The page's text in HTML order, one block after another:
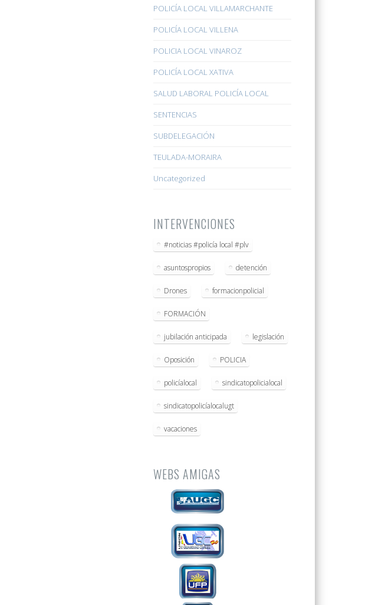
POLICÍA LOCAL VILLAMARCHANTE
POLICÍA LOCAL VILLENA
POLICIA LOCAL VINAROZ
POLICÍA LOCAL XATIVA
SALUD LABORAL POLICÍA LOCAL
SENTENCIAS
SUBDELEGACIÓN
TEULADA-MORAIRA
Uncategorized
INTERVENCIONES
#noticias #policía local #plv
asuntospropios detención
Drones formacionpolicial
FORMACIÓN
jubilación anticipada legislación
Oposición POLICIA
policíalocal sindicatopolicialocal
sindicatopolicíalocalugt
vacaciones
WEBS AMIGAS